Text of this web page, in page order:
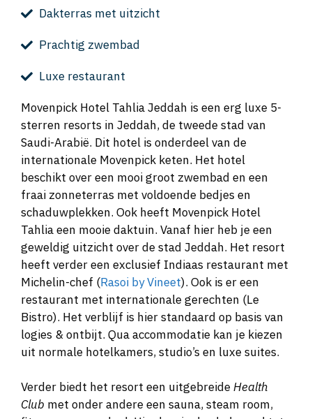
Dakterras met uitzicht
Prachtig zwembad
Luxe restaurant
Movenpick Hotel Tahlia Jeddah is een erg luxe 5-
sterren resorts in Jeddah, de tweede stad van
Saudi-Arabië. Dit hotel is onderdeel van de
internationale Movenpick keten. Het hotel
beschikt over een mooi groot zwembad en een
fraai zonneterras met voldoende bedjes en
schaduwplekken. Ook heeft Movenpick Hotel
Tahlia een mooie daktuin. Vanaf hier heb je een
geweldig uitzicht over de stad Jeddah. Het resort
heeft verder een exclusief Indiaas restaurant met
Michelin-chef (Rasoi by Vineet). Ook is er een
restaurant met internationale gerechten (Le
Bistro). Het verblijf is hier standaard op basis van
logies & ontbijt. Qua accommodatie kan je kiezen
uit normale hotelkamers, studio’s en luxe suites.
Verder biedt het resort een uitgebreideHealth
Club met onder andere een sauna, steam room,